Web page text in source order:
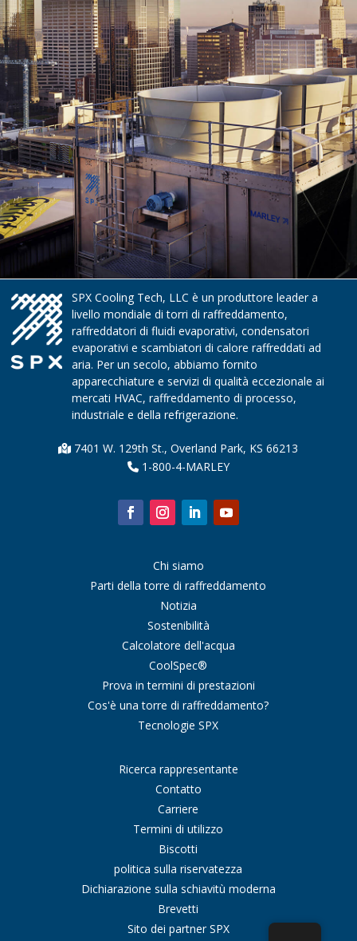
SPX Cooling Tech, LLC è un produttore leader a
livello mondiale di torri di raffreddamento,
raffreddatori di fluidi evaporativi, condensatori
evaporativi e scambiatori di calore raffreddati ad
aria. Per un secolo, abbiamo fornito
apparecchiature e servizi di qualità eccezionale ai
mercati HVAC, raffreddamento di processo,
industriale e della refrigerazione.
7401 W. 129th St., Overland Park, KS 66213
1-800-4-MARLEY
Chi siamo
Parti della torre di raffreddamento
Notizia
Sostenibilità
Calcolatore dell'acqua
CoolSpec®
Prova in termini di prestazioni
Cos'è una torre di raffreddamento?
Tecnologie SPX
Ricerca rappresentante
Contatto
Carriere
Termini di utilizzo
Biscotti
politica sulla riservatezza
Dichiarazione sulla schiavitù moderna
Brevetti
Sito dei partner SPX